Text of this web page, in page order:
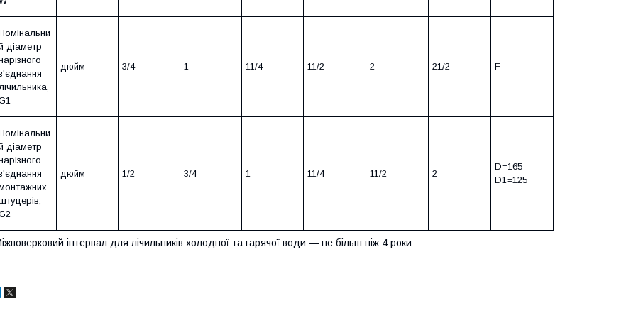
діаметр
дюйм 3/4 1 11/4 11/2 2 21/2 F
діаметр
дюйм 1/2 3/4 1 11/4 11/2 2
D=165
D1=125
інтервал для лічильників холодної та гарячої води — не більш ніж 4 роки